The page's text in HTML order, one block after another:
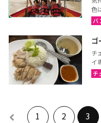
色
バ
ゴ
チ
イ
チ
1 2 3